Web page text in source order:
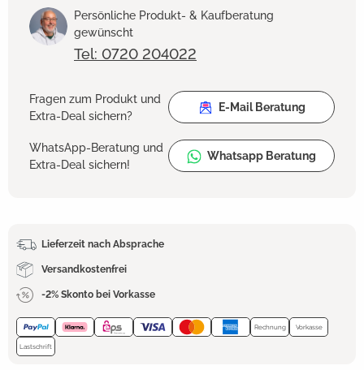
Persönliche Produkt- & Kaufberatung
gewünscht
Tel: 0720 204022
Fragen zum Produkt und
Extra-Deal sichern?
E-Mail Beratung
WhatsApp-Beratung und
Extra-Deal sichern!
Whatsapp Beratung
Lieferzeit nach Absprache
Versandkostenfrei
-2% Skonto bei Vorkasse
Rechnung Vorkasse
Lastschrift